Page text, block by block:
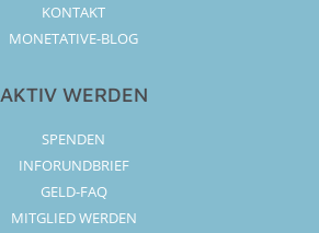
KONTAKT
MONETATIVE-BLOG
AKTIV WERDEN
SPENDEN
INFORUNDBRIEF
GELD-FAQ
MITGLIED WERDEN